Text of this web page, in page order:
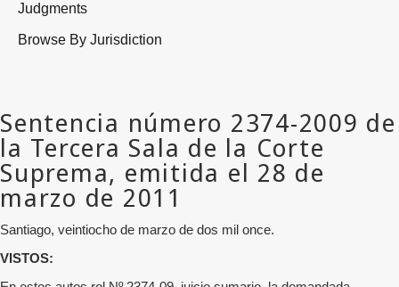
Santiago, veintiocho de marzo de dos mil once.
VISTOS: